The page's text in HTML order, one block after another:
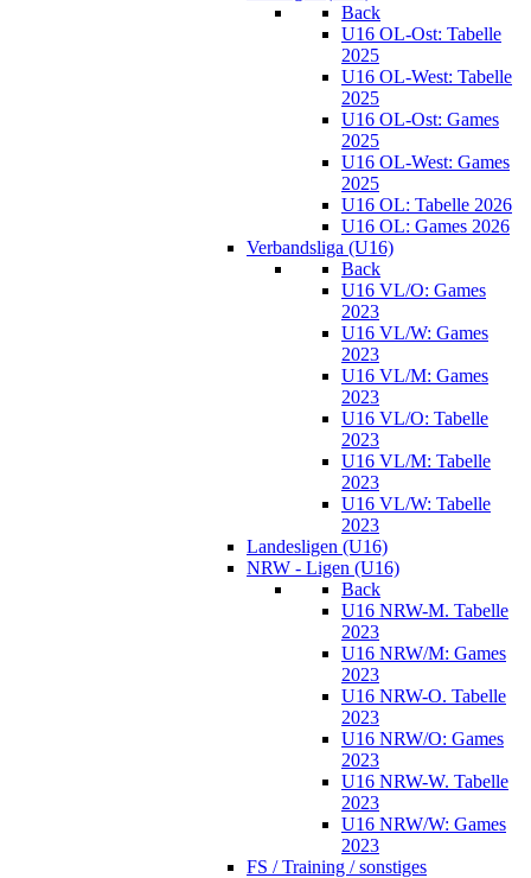
Back
U16 OL-Ost: Tabelle
2025
U16 OL-West: Tabelle
2025
U16 OL-Ost: Games
2025
U16 OL-West: Games
2025
U16 OL: Tabelle 2026
U16 OL: Games 2026
Verbandsliga (U16)
Back
U16 VL/O: Games
2023
U16 VL/W: Games
2023
U16 VL/M: Games
2023
U16 VL/O: Tabelle
2023
U16 VL/M: Tabelle
2023
U16 VL/W: Tabelle
2023
Landesligen (U16)
NRW - Ligen (U16)
Back
U16 NRW-M. Tabelle
2023
U16 NRW/M: Games
2023
U16 NRW-O. Tabelle
2023
U16 NRW/O: Games
2023
U16 NRW-W. Tabelle
2023
U16 NRW/W: Games
2023
FS / Training / sonstiges